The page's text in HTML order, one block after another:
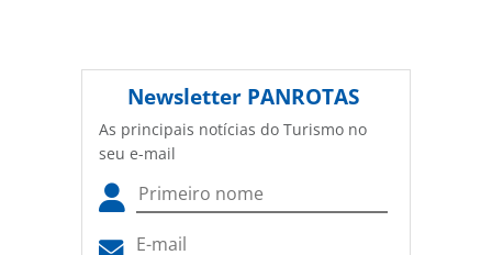
Newsletter PANROTAS
As principais notícias do Turismo no
seu e-mail